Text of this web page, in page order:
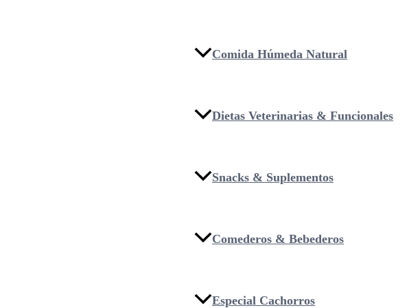
Comida Húmeda Natural
Dietas Veterinarias & Funcionales
Snacks & Suplementos
Comederos & Bebederos
Especial Cachorros